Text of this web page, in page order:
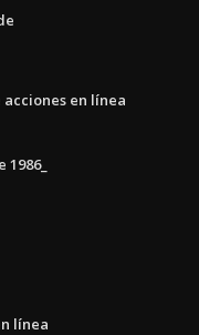
en línea
línea